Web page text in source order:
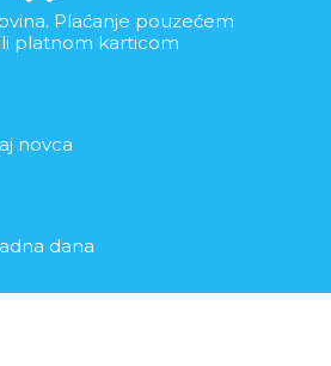
Plaćanje pouzećem
platnom karticom
novca
dana